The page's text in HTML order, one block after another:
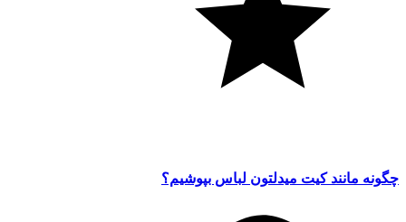
چگونه مانند کیت میدلتون لباس بپوشیم؟